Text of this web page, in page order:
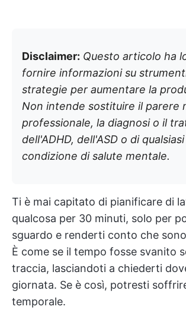
Disclaimer: Questo articolo ha
fornire informazioni su
strategie per aumentare la
Non intende sostituire il parere
professionale, la diagnosi o il
dell'ADHD, dell'ASD o di
condizione di salute mentale.
Ti è mai capitato di pianificare di
qualcosa per 30 minuti, solo per
sguardo e renderti conto che
È come se il tempo fosse svanito
traccia, lasciandoti a chiederti
giornata. Se è così, potresti
temporale.